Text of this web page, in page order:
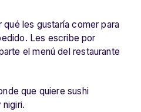
qué les gustaría comer para
Les escribe por
el menú del restaurante
que quiere sushi
nigiri.